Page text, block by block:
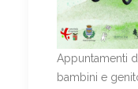
Appuntamenti
bambini e